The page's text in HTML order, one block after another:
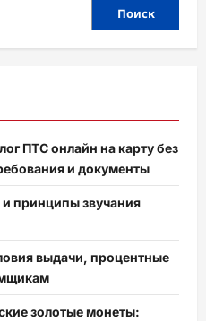
Поиск
ПТС онлайн на карту без
и документы
принципы звучания
выдачи, процентные
золотые монеты: